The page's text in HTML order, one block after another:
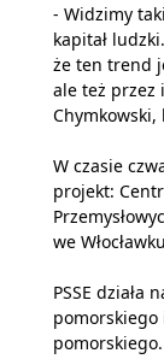
- Widzimy
kapitał
że ten trend
ale też przez
W czasie
projekt:
we
PSSE działa
pomorskiego